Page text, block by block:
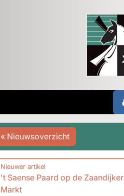
« Nieuwsoverzicht
Nieuwer artikel
't Saense Paard op de Zaandijker
Markt